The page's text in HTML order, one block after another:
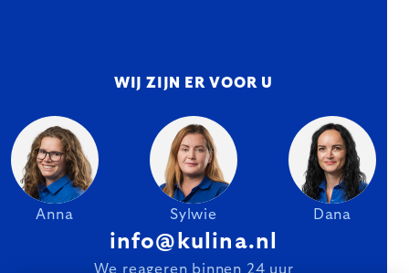
WIJ ZIJN ER VOOR U
Anna Sylwie Dana
info@kulina.nl
We reageren binnen 24 uur